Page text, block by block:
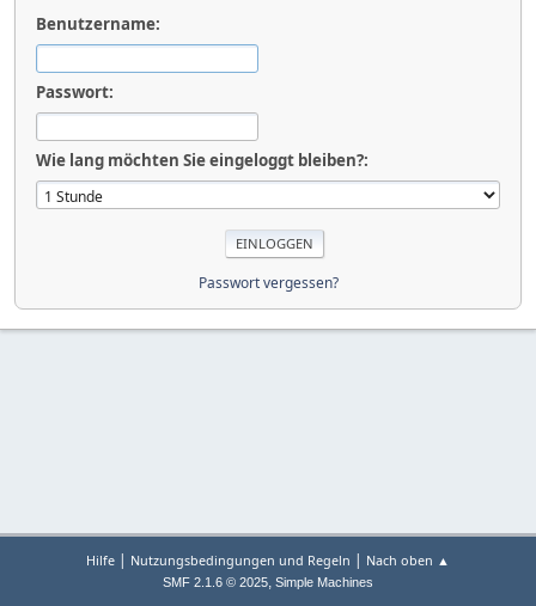
Benutzername:
Passwort:
Wie lang möchten Sie eingeloggt bleiben?:
Passwort vergessen?
Hilfe | Nutzungsbedingungen und Regeln | Nach oben ▲
SMF 2.1.6 © 2025, Simple Machines